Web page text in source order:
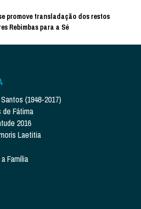
promove transladação dos restos
Rebimbas para a Sé
(1948-2017)
de Fátima
2016
Laetitia
Família